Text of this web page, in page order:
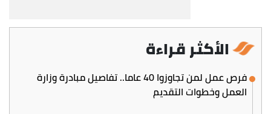
الأكثر قراءة
فرص عمل لمن تجاوزوا 40 عاما.. تفاصيل مبادرة وزارة
العمل وخطوات التقديم